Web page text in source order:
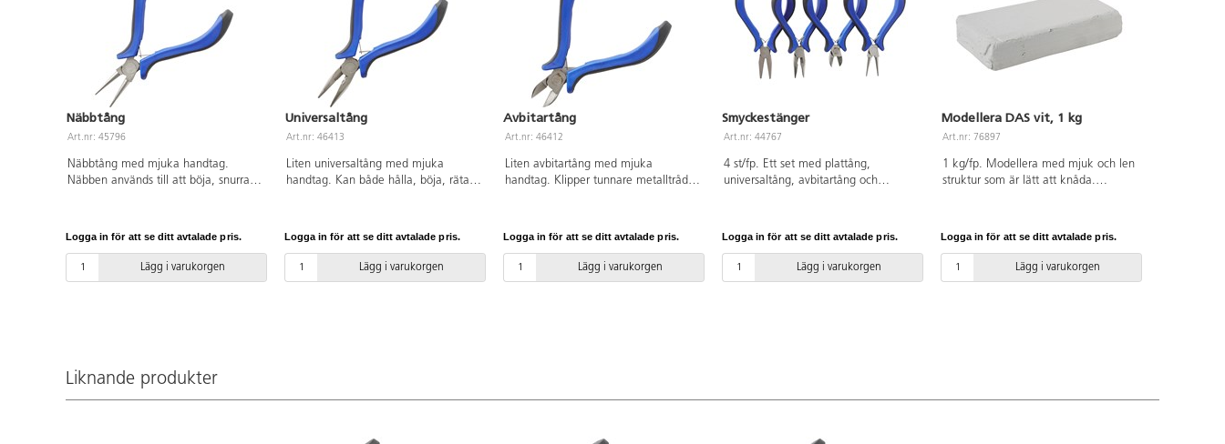
Näbbtång
Art.nr: 45796
Näbbtång med mjuka handtag.
Näbben används till att böja, snurra
Logga in för att se ditt avtalade pris.
Lägg i varukorgen
Universaltång
Art.nr: 46413
Liten universaltång med mjuka
handtag. Kan både hålla, böja, räta
Logga in för att se ditt avtalade pris.
Lägg i varukorgen
Avbitartång
Art.nr: 46412
Liten avbitartång med mjuka
handtag. Klipper tunnare metalltrådar
Logga in för att se ditt avtalade pris.
Lägg i varukorgen
Smyckestänger
Art.nr: 44767
4 st/fp. Ett set med plattång,
universaltång, avbitartång och
Logga in för att se ditt avtalade pris.
Lägg i varukorgen
Modellera DAS vit, 1 kg
Art.nr: 76897
1 kg/fp. Modellera med mjuk och len
struktur som är lätt att knåda.
på rumstemperatur och vilket
underlag den placerats på. Glutenfri.
Logga in för att se ditt avtalade pris.
Lägg i varukorgen
Liknande produkter